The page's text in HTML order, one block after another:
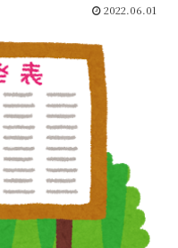
2022.06.01